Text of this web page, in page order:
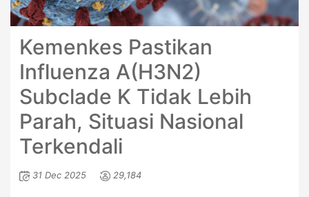
Kemenkes Pastikan
Influenza A(H3N2)
Subclade K Tidak Lebih
Parah, Situasi Nasional
Terkendali
31 Dec 2025 29,184